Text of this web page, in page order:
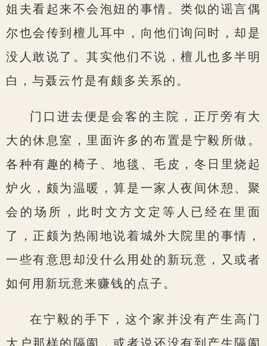
姐夫看起来不会泡妞的事情。类似的谣言偶
尔也会传到檀儿耳中，向他们询问时，却是
没人敢说了。其实他们不说，檀儿也多半明
白，与聂云竹是有颇多关系的。
门口进去便是会客的主院，正厅旁有大
大的休息室，里面许多的布置是宁毅所做。
各种有趣的椅子、地毯、毛皮，冬日里烧起
炉火，颇为温暖，算是一家人夜间休憩、聚
会的场所，此时文方文定等人已经在里面
了，正颇为热闹地说着城外大院里的事情，
一些有意思却没什么用处的新玩意，又或者
如何用新玩意来赚钱的点子。
在宁毅的手下，这个家并没有产生高门
大户那样的隔阂，或者说还没有到产生隔阂